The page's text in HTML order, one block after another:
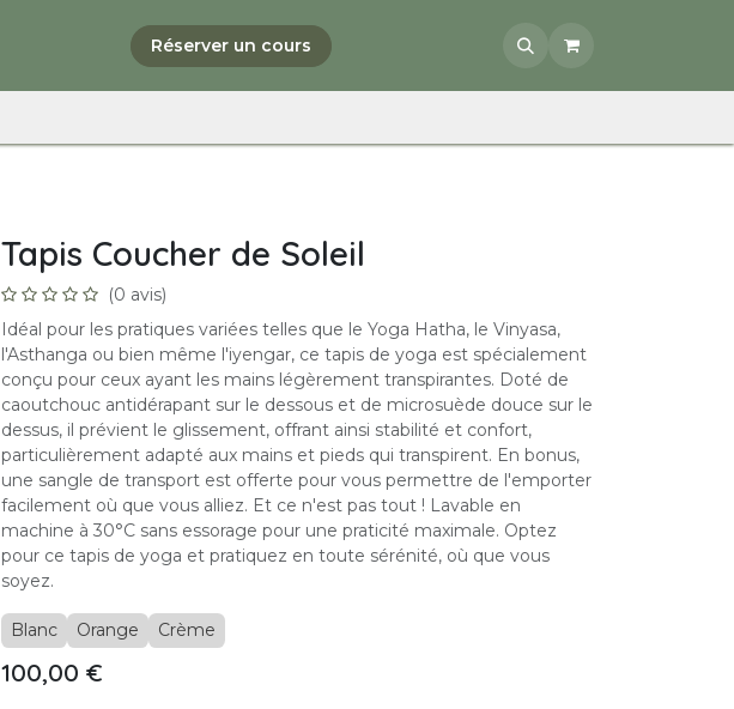
Réserver un cours
Tapis Coucher de Soleil
(0 avis)
Idéal pour les pratiques variées telles que le Yoga Hatha, le Vinyasa,
l'Asthanga ou bien même l'iyengar, ce tapis de yoga est spécialement
conçu pour ceux ayant les mains légèrement transpirantes. Doté de
caoutchouc antidérapant sur le dessous et de microsuède douce sur le
dessus, il prévient le glissement, offrant ainsi stabilité et confort,
particulièrement adapté aux mains et pieds qui transpirent. En bonus,
une sangle de transport est offerte pour vous permettre de l'emporter
facilement où que vous alliez. Et ce n'est pas tout ! Lavable en
machine à 30°C sans essorage pour une praticité maximale. Optez
pour ce tapis de yoga et pratiquez en toute sérénité, où que vous
soyez.
Blanc Orange Crème
100,00 €